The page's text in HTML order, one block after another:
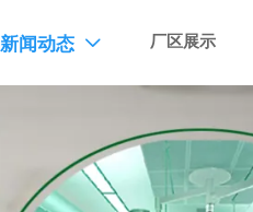
新闻动态  厂区展示